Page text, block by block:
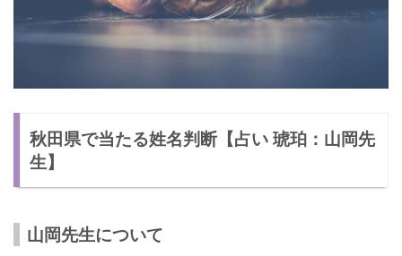
秋田県で当たる姓名判断【占い 琥珀：山岡先
生】
山岡先生について